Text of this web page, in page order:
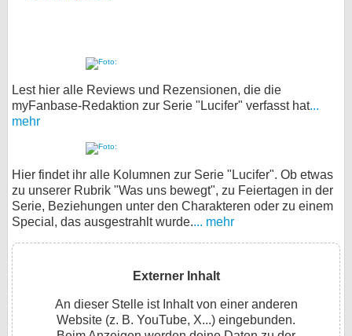
Lest hier alle Reviews und Rezensionen, die die
myFanbase-Redaktion zur Serie "Lucifer" verfasst hat...
mehr
Hier findet ihr alle Kolumnen zur Serie "Lucifer". Ob etwas
zu unserer Rubrik "Was uns bewegt", zu Feiertagen in der
Serie, Beziehungen unter den Charakteren oder zu einem
Special, das ausgestrahlt wurde.... mehr
Externer Inhalt
An dieser Stelle ist Inhalt von einer anderen
Website (z. B. YouTube, X...) eingebunden.